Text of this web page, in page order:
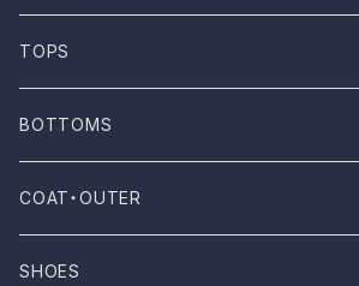
ONE WASH
Mau
NOVESTA
ROTOTO
TOPS
T-shirt
Shirt
No sleeve
BOTTOMS
Pants
Skirts
COAT・OUTER
Coat
SHOES